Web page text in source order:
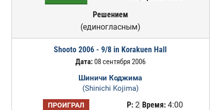
Решением
(единогласным)
Shooto 2006 - 9/8 in Korakuen Hall
Дата:08 сентября 2006
Шиничи Коджима
(Shinichi Kojima)
ПРОИГРАЛ Р:2 Время:4:00